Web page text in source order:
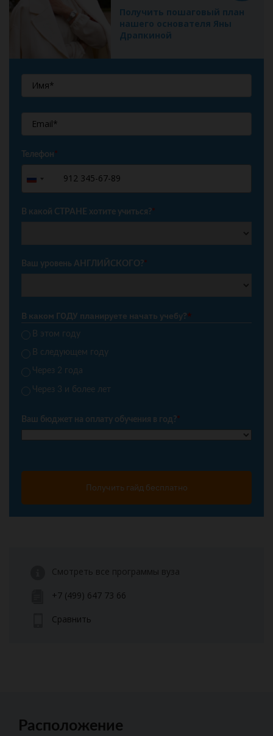
Получить пошаговый план
нашего основателя Яны
Драпкиной
Телефон*
Russia
+7
В какой СТРАНЕ хотите учиться?*
Ваш уровень АНГЛИЙСКОГО?*
В каком ГОДУ планируете начать учебу?*
В этом году
В следующем году
Через 2 года
Через 3 и более лет
Ваш бюджет на оплату обучения в год?*
Получить гайд бесплатно
Смотреть все программы вуза
+7 (499) 647 73 66
Сравнить
Расположение